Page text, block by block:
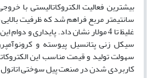
سانتیمتر مربع فراهم شد که ظرفیت
غلیظ تا 4 مولار نشان داد. پایداری و
سیکل زنی پتانسیل پیوسته و
سهولت تولید و قیمت مناسب این
کاربردی شدن در صنعت پیل سوختی